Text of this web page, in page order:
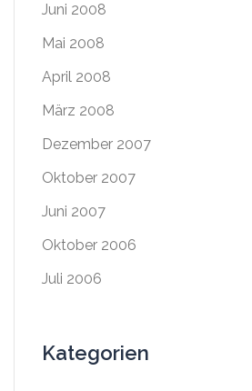
Juni 2008
Mai 2008
April 2008
März 2008
Dezember 2007
Oktober 2007
Juni 2007
Oktober 2006
Juli 2006
Kategorien